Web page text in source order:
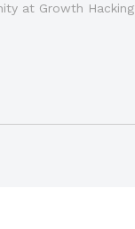
at Growth Hacking